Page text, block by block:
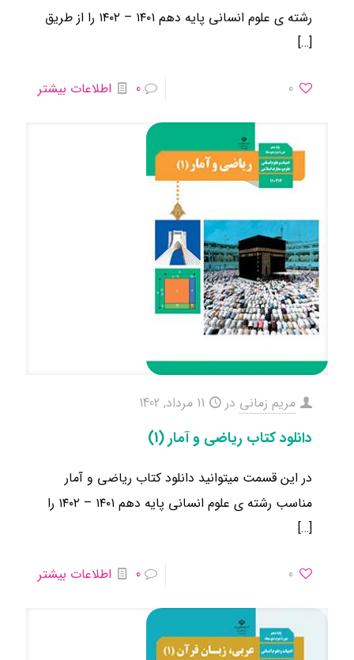
رشته ی علوم انسانی ​پایه دهم ۱۴۰۱ – ۱۴۰۲ را از طریق
[…]
0
0 اطلاعات بیشتر
مریم زمانی در 11 مرداد, 1402
دانلود کتاب ریاضی و آمار (1)
در این قسمت میتوانید دانلود کتاب ریاضی و آمار
مناسب رشته ی علوم انسانی ​پایه دهم ۱۴۰۱ – ۱۴۰۲ را
[…]
0
0 اطلاعات بیشتر